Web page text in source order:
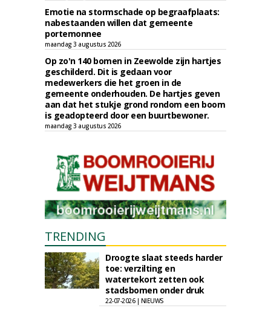
Emotie na stormschade op begraafplaats:
nabestaanden willen dat gemeente
portemonnee
maandag 3 augustus 2026
Op zo'n 140 bomen in Zeewolde zijn hartjes
geschilderd. Dit is gedaan voor
medewerkers die het groen in de
gemeente onderhouden. De hartjes geven
aan dat het stukje grond rondom een boom
is geadopteerd door een buurtbewoner.
maandag 3 augustus 2026
TRENDING
Droogte slaat steeds harder
toe: verzilting en
watertekort zetten ook
stadsbomen onder druk
22-07-2026 | NIEUWS